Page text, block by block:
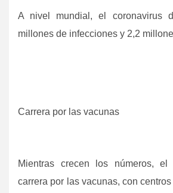
A nivel mundial, el coronavirus
millones de infecciones y 2,2
Carrera por las vacunas
Mientras crecen los números,
carrera por las vacunas, con